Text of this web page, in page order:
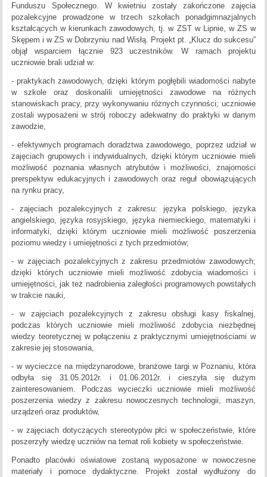
Funduszu Społecznego. W kwietniu zostały zakończone zajęcia
pozalekcyjne prowadzone w trzech szkołach ponadgimnazjalnych
kształcących w kierunkach zawodowych, tj. w ZST w Lipnie, w ZS w
Skępem i w ZS w Dobrzyniu nad Wisłą. Projekt pt. „Klucz do sukcesu”
objął wsparciem łącznie 923 uczestników. W ramach projektu
uczniowie brali udział w:
- praktykach zawodowych, dzięki którym pogłębili wiadomości nabyte
w szkole oraz doskonalili umiejętności zawodowe na różnych
stanowiskach pracy, przy wykonywaniu różnych czynności; uczniowie
zostali wyposażeni w strój roboczy adekwatny do praktyki w danym
zawodzie,
- efektywnych programach doradztwa zawodowego, poprzez udział w
zajęciach grupowych i indywidualnych, dzięki którym uczniowie mieli
możliwość poznania własnych atrybutów i możliwości, znajomości
prerspektyw edukacyjnych i zawodowych oraz reguł obowiązujących
na rynku pracy,
- zajęciach pozalekcyjnych z zakresu: języka polskiego, języka
angielskiego, języka rosyjskiego, języka niemieckiego, matematyki i
informatyki, dzięki którym uczniowie mieli możliwość poszerzenia
poziomu wiedzy i umiejętności z tych przedmiotów;
- w zajęciach pozalekcyjnych z zakresu przedmiotów zawodowych;
dzięki których uczniowie mieli możliwość zdobycia wiadomości i
umiejętności, jak też nadrobienia zaległości programowych powstałych
w trakcie nauki,
- w zajęciach pozalekcyjnych z zakresu obsługi kasy fiskalnej,
podczas których uczniowie mieli możliwość zdobycia niezbędnej
wiedzy teoretycznej w połączeniu z praktycznymi umiejętnościami w
zakresie jej stosowania,
- w wycieczce na międzynarodowe, branżowe targi w Poznaniu, która
odbyła się 31.05.2012r. i 01.06.2012r. i cieszyła się dużym
zainteresowaniem. Podczas wycieczki uczniowie mieli możliwość
poszerzenia wiedzy z zakresu nowoczesnych technologii, maszyn,
urządzeń oraz produktów,
- w zajęciach dotyczących stereotypów płci w społeczeństwie, które
poszerzyły wiedzę uczniów na temat roli kobiety w społeczeństwie.
Ponadto placówki oświatowe zostaną wyposażone w nowoczesne
materiały i pomoce dydaktyczne. Projekt został wydłużony do